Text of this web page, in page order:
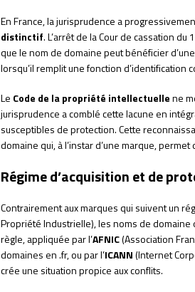
En France, la jurisprudence a
distinctif. L’arrêt de la Cour de cassation
que le nom de domaine peut bénéficier
lorsqu’il remplit une fonction d’identification
Le Code de la propriété intellectuellene
jurisprudence a comblé cette lacune en
susceptibles de protection. Cette
domaine qui, à l’instar d’une marque,
Régime d’acquisition et de
Contrairement aux marques qui suivent un
Propriété Industrielle), les noms de
règle, appliquée par l’AFNIC(Association
domaines en .fr, ou par l’ICANN(Internet
crée une situation propice aux conflits.